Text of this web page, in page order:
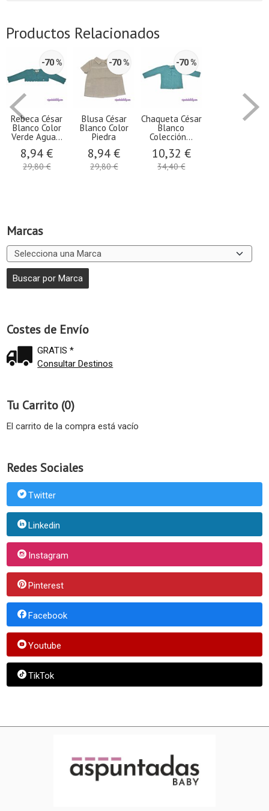
Marcas
Costes de Envío
GRATIS *
Consultar Destinos
Tu Carrito (0)
El carrito de la compra está vacío
Redes Sociales
Twitter
Linkedin
Instagram
Pinterest
Facebook
Youtube
TikTok
Productos Relacionados
-70 %
Rebeca César
Blanco Color
Verde Agua...
8,94 €
29,80 €
-70 %
Blusa César
Blanco Color
Piedra
8,94 €
29,80 €
-70 %
Chaqueta César
Blanco
Colección...
10,32 €
34,40 €